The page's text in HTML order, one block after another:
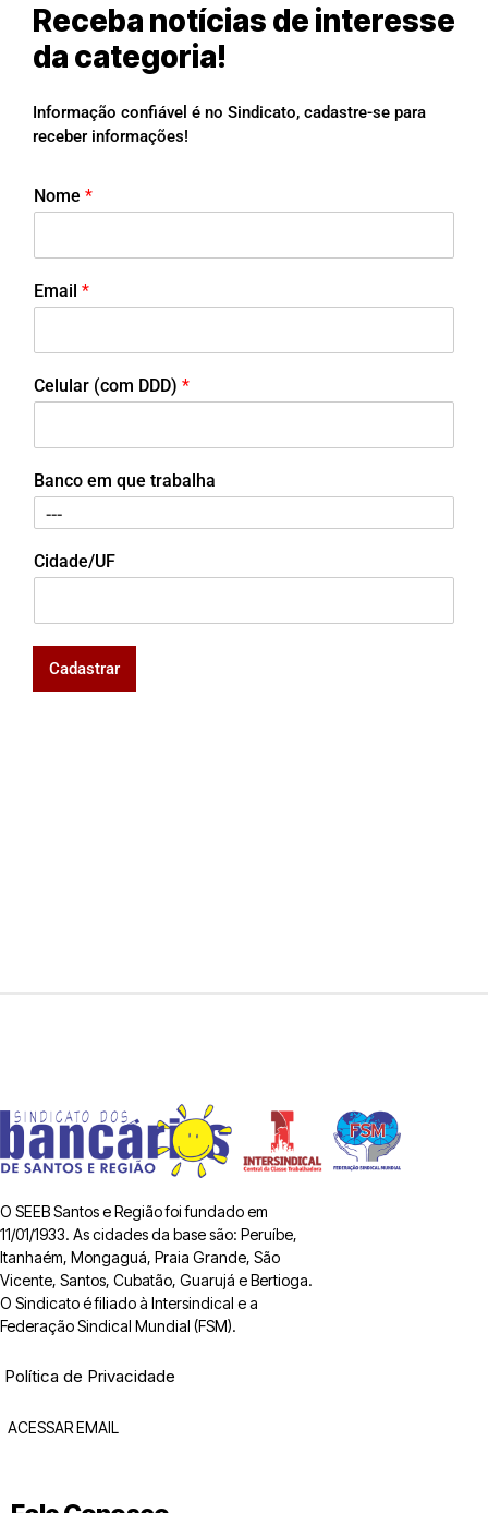
Receba notícias de interesse
da categoria!
Informação confiável é no Sindicato, cadastre-se para
receber informações!
Nome *
Email *
Celular (com DDD) *
Banco em que trabalha
Cidade/UF
Cadastrar
O SEEB Santos e Região foi fundado em
11/01/1933. As cidades da base são: Peruíbe,
Itanhaém, Mongaguá, Praia Grande, São
Vicente, Santos, Cubatão, Guarujá e Bertioga.
O Sindicato é filiado à Intersindical e a
Federação Sindical Mundial (FSM).
Política de Privacidade
ACESSAR EMAIL